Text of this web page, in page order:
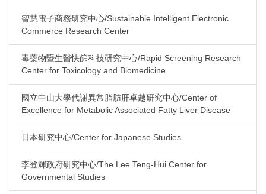
智慧電子商務研究中心/Sustainable Intelligent Electronic
Commerce Research Center
毒藥物暨生醫快篩科技研究中心/Rapid Screening Research
Center for Toxicology and Biomedicine
國立中山大學代謝異常脂肪肝卓越研究中心/Center of
Excellence for Metabolic Associated Fatty Liver Disease
日本研究中心/Center for Japanese Studies
李登輝政府研究中心/The Lee Teng-Hui Center for
Governmental Studies